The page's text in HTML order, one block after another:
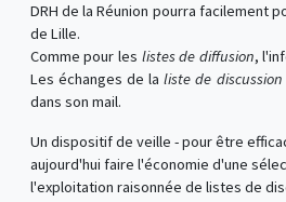
DRH de la Réunion pourra facilement
de Lille.
Comme pour les listes de diffusion,
Les échanges de laliste de discussion
dans son mail.
Un dispositif de veille - pour être
aujourd'hui faire l'économie d'une
l'exploitation raisonnée de listes de